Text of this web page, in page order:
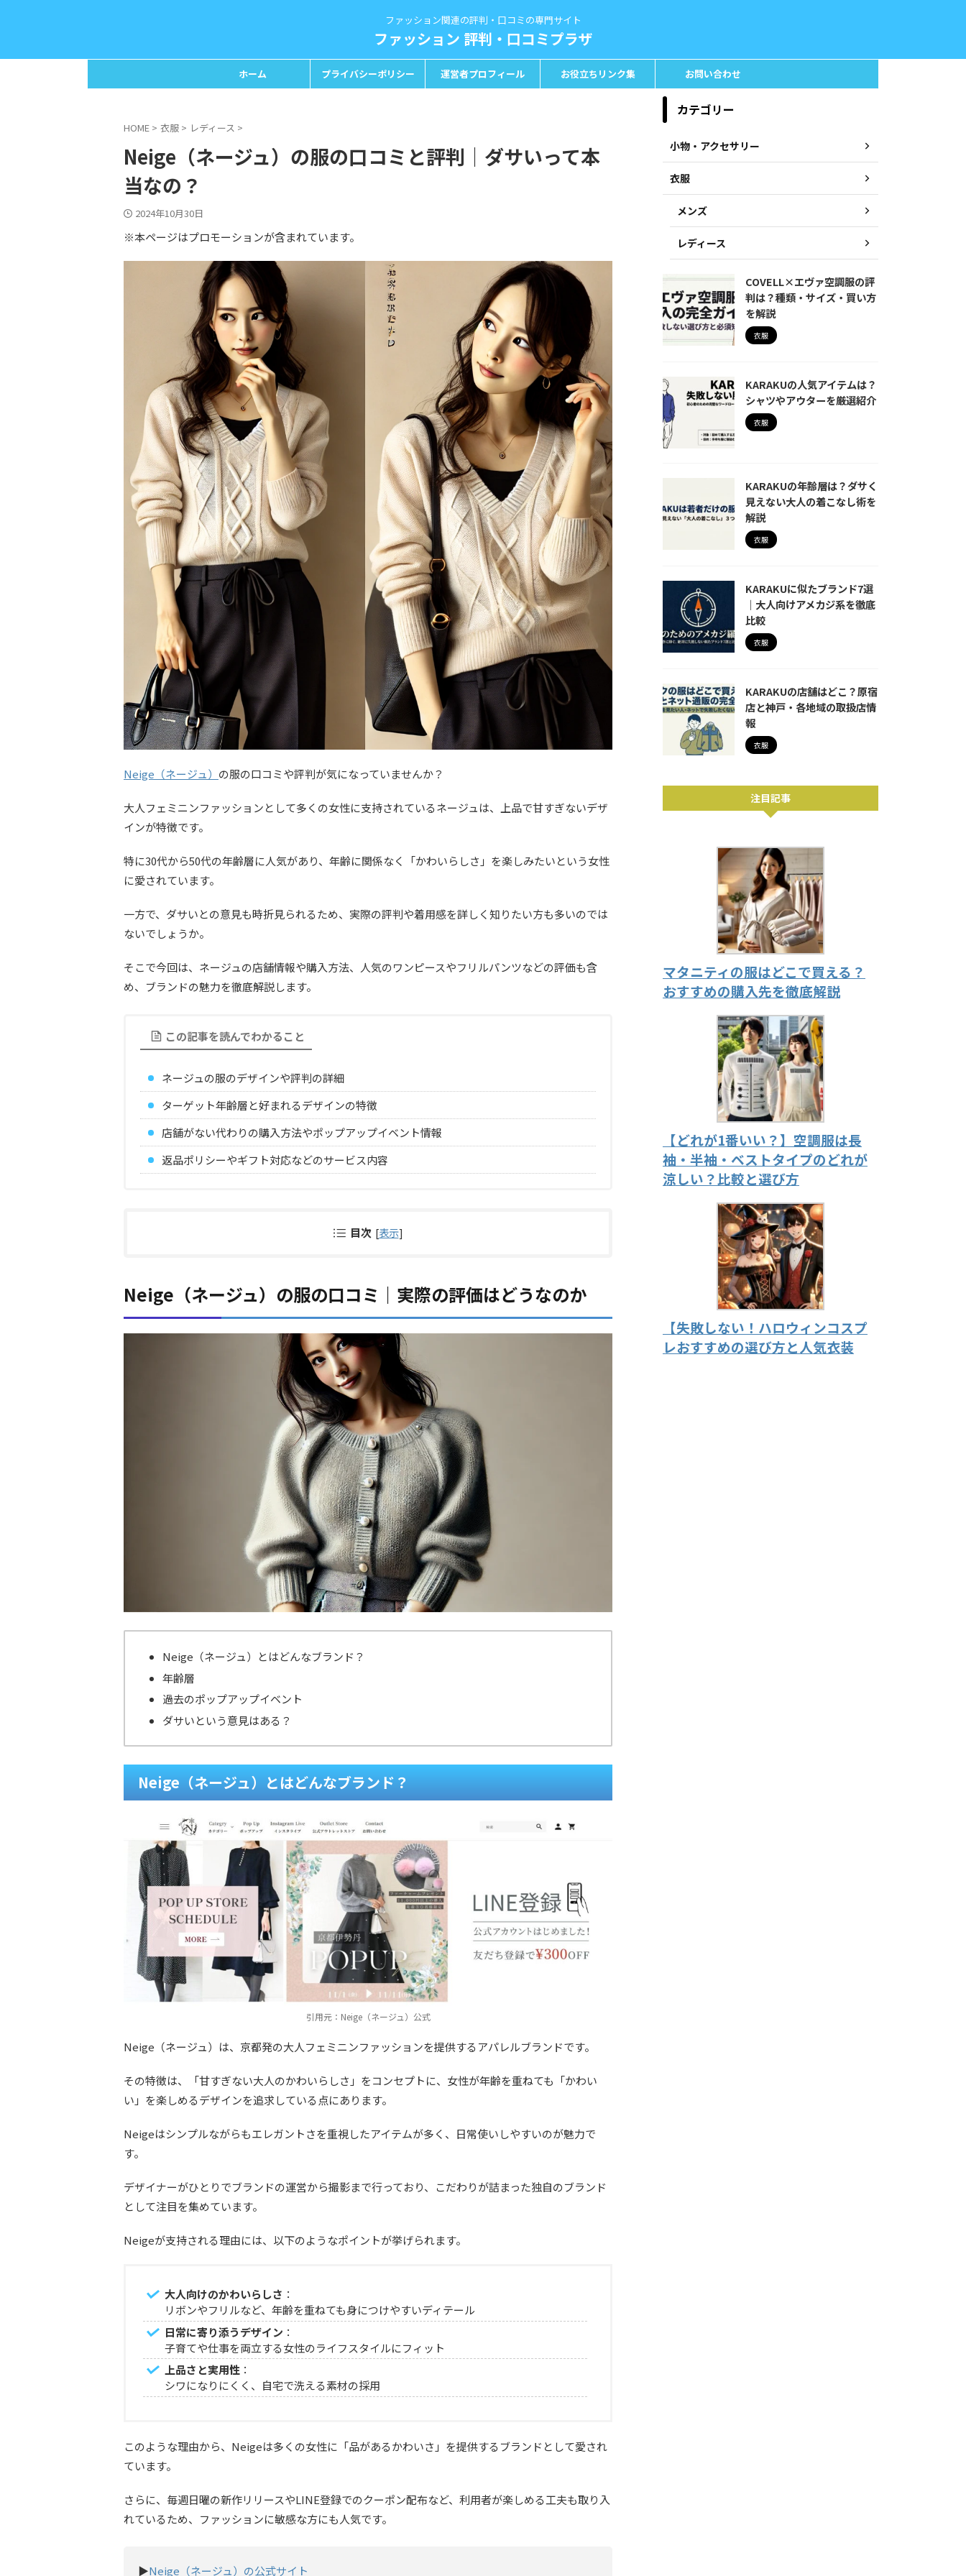
ファッション関連の評判・口コミの専門サイト
ファッション 評判・口コミプラザ
ホーム プライバシーポリシー 運営者プロフィール お役立ちリンク集 お問い合わせ
HOME > 衣服 > レディース >
Neige（ネージュ）の服の口コミと評判｜ダサいって本
当なの？
2024年10月30日
※本ページはプロモーションが含まれています。
Neige（ネージュ） の服の口コミや評判が気になっていませんか？
大人フェミニンファッションとして多くの女性に支持されているネージュは、上品で甘すぎないデザ
インが特徴です。
特に30代から50代の年齢層に人気があり、年齢に関係なく「かわいらしさ」を楽しみたいという女性
に愛されています。
一方で、ダサいとの意見も時折見られるため、実際の評判や着用感を詳しく知りたい方も多いのでは
ないでしょうか。
そこで今回は、ネージュの店舗情報や購入方法、人気のワンピースやフリルパンツなどの評価も含
め、ブランドの魅力を徹底解説します。
この記事を読んでわかること
ネージュの服のデザインや評判の詳細
ターゲット年齢層と好まれるデザインの特徴
店舗がない代わりの購入方法やポップアップイベント情報
返品ポリシーやギフト対応などのサービス内容
目次 [表示]
Neige（ネージュ）の服の口コミ｜実際の評価はどうなのか
Neige（ネージュ）とはどんなブランド？
年齢層
過去のポップアップイベント
ダサいという意見はある？
Neige（ネージュ）とはどんなブランド？
引用元：Neige（ネージュ）公式
Neige（ネージュ）は、京都発の大人フェミニンファッションを提供するアパレルブランドです。
その特徴は、「甘すぎない大人のかわいらしさ」をコンセプトに、女性が年齢を重ねても「かわい
い」を楽しめるデザインを追求している点にあります。
Neigeはシンプルながらもエレガントさを重視したアイテムが多く、日常使いしやすいのが魅力で
す。
デザイナーがひとりでブランドの運営から撮影まで行っており、こだわりが詰まった独自のブランド
として注目を集めています。
Neigeが支持される理由には、以下のようなポイントが挙げられます。
大人向けのかわいらしさ ：
リボンやフリルなど、年齢を重ねても身につけやすいディテール
日常に寄り添うデザイン ：
子育てや仕事を両立する女性のライフスタイルにフィット
上品さと実用性 ：
シワになりにくく、自宅で洗える素材の採用
このような理由から、Neigeは多くの女性に「品があるかわいさ」を提供するブランドとして愛され
ています。
さらに、毎週日曜の新作リリースやLINE登録でのクーポン配布など、利用者が楽しめる工夫も取り入
れているため、ファッションに敏感な方にも人気です。
▶Neige（ネージュ）の公式サイト
カテゴリー
小物・アクセサリー
衣服
メンズ
レディース
COVELL×エヴァ空調服の評
判は？種類・サイズ・買い方
を解説
衣服
KARAKUの人気アイテムは？
シャツやアウターを厳選紹介
衣服
KARAKUの年齢層は？ダサく
見えない大人の着こなし術を
解説
衣服
KARAKUに似たブランド7選
｜大人向けアメカジ系を徹底
比較
衣服
KARAKUの店舗はどこ？原宿
店と神戸・各地域の取扱店情
報
衣服
注目記事
マタニティの服はどこで買える？
おすすめの購入先を徹底解説
【どれが1番いい？】空調服は長
袖・半袖・ベストタイプのどれが
涼しい？比較と選び方
【失敗しない！ハロウィンコスプ
レおすすめの選び方と人気衣装